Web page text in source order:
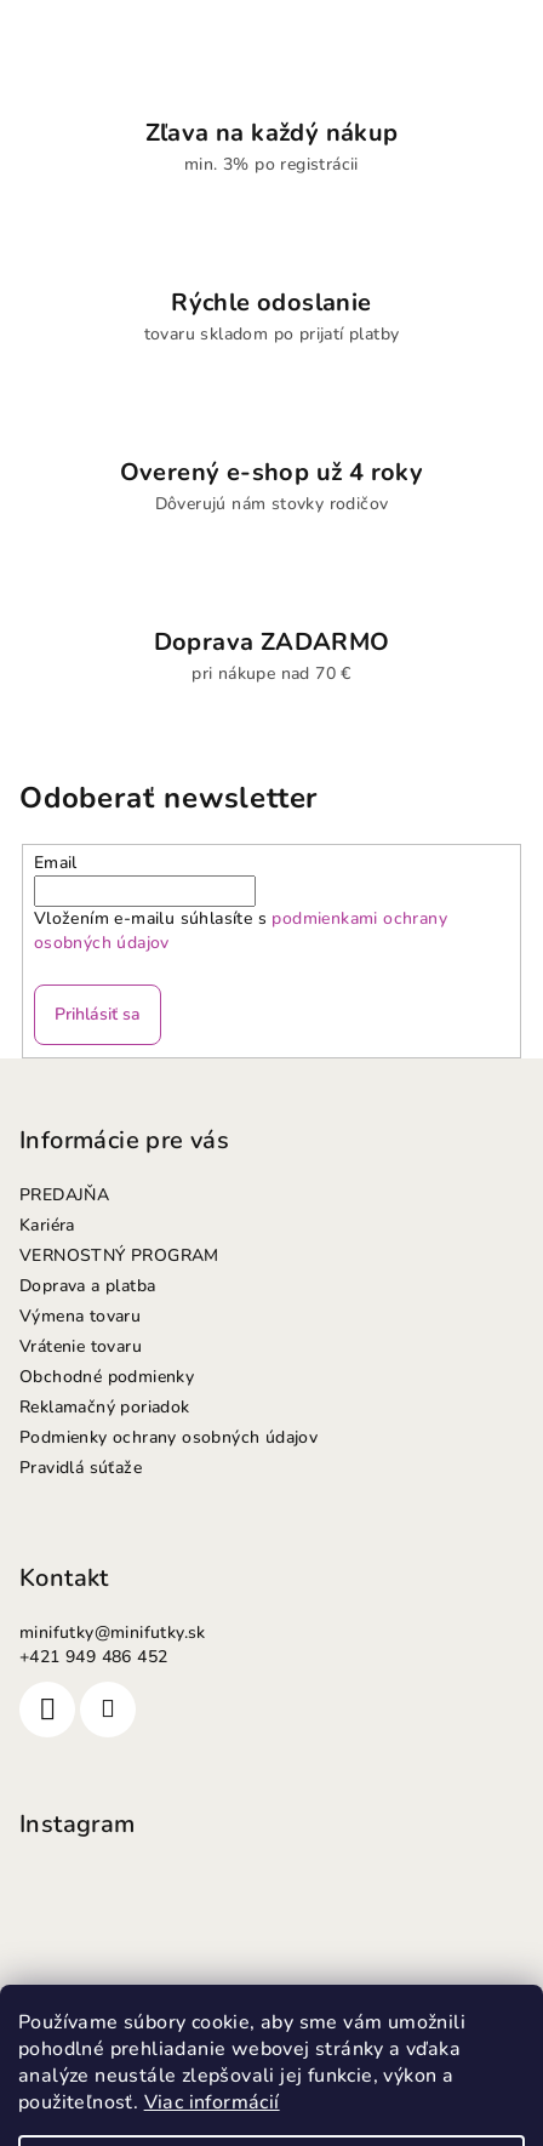
Používame súbory cookie, aby sme vám umožnili
pohodlné prehliadanie webovej stránky a vďaka
analýze neustále zlepšovali jej funkcie, výkon a
použiteľnosť. Viac informácií
i
e
p
y
v
ý
Zľava na každý nákup
min. 3% po registrácii
Rýchle odoslanie
tovaru skladom po prijatí platby
Overený e-shop už 4 roky
Dôverujú nám stovky rodičov
Doprava ZADARMO
pri nákupe nad 70 €
Odoberať newsletter
Email
Vložením e-mailu súhlasíte s podmienkami ochrany
osobných údajov
Prihlásiť sa
Informácie pre vás
PREDAJŇA
Kariéra
VERNOSTNÝ PROGRAM
Doprava a platba
Výmena tovaru
Vrátenie tovaru
Obchodné podmienky
Reklamačný poriadok
Podmienky ochrany osobných údajov
Pravidlá súťaže
Kontakt
minifutky@minifutky.sk
+421 949 486 452
Instagram
Sledovať na Instagrame